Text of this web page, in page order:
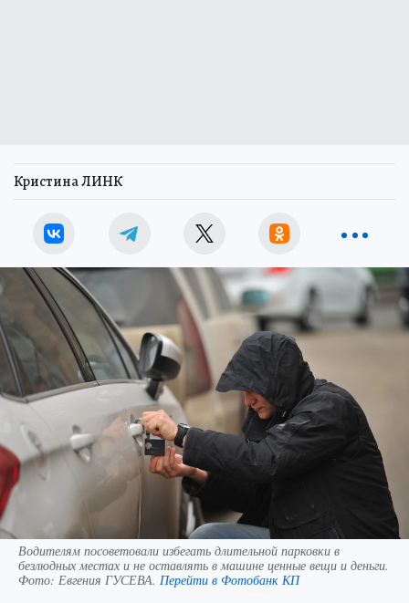
Кристина ЛИНК
Водителям посоветовали избегать длительной парковки в
безлюдных местах и не оставлять в машине ценные вещи и деньги.
Фото: Евгения ГУСЕВА. Перейти в Фотобанк КП